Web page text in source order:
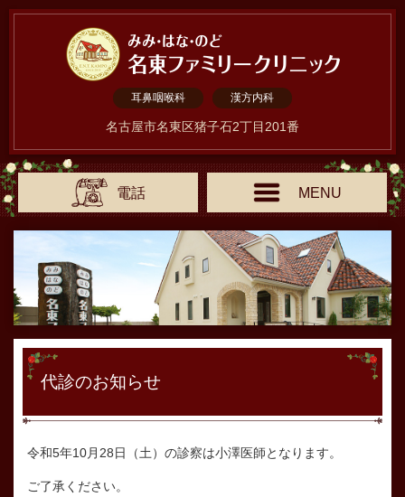
耳鼻咽喉科 漢方内科
名古屋市名東区猪子石2丁目201番
電話 MENU
代診のお知らせ
令和5年10月28日（土）の診察は小澤医師となります。
ご了承ください。